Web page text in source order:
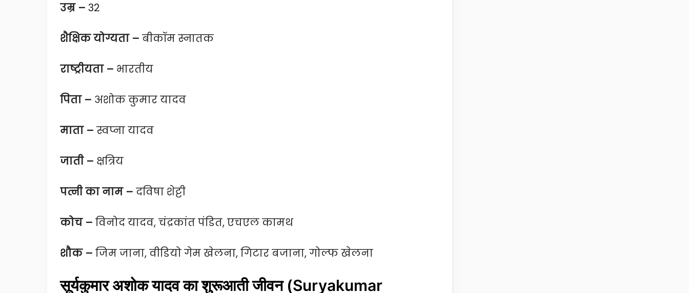
उम्र – 32
शैक्षिक योग्यता – बीकॉम स्नातक
राष्ट्रीयता – भारतीय
पिता – अशोक कुमार यादव
माता – स्वप्ना यादव
जाती – क्षत्रिय
पत्नी का नाम – दविषा शेट्टी
कोच – विनोद यादव, चंद्रकांत पंडित, एचएल कामथ
शौक – जिम जाना, वीडियो गेम खेलना, गिटार बजाना, गोल्फ खेलना
सूर्यकुमार अशोक यादव का शुरूआती जीवन (Suryakumar